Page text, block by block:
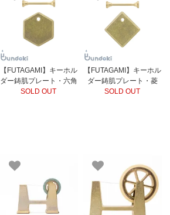
【FUTAGAMI】キーホル
ダー鋳肌プレート・六角
SOLD OUT
【FUTAGAMI】キーホル
ダー鋳肌プレート・菱
SOLD OUT